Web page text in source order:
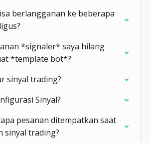
berlangganan ke beberapa
*signaler* saya hilang
*template bot*?
sinyal trading?
Sinyal?
pesanan ditempatkan saat
sinyal trading?